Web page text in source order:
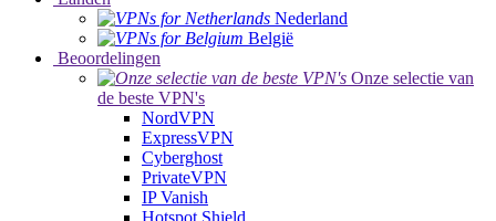
Nederland
België
Beoordelingen
Onze selectie van
de beste VPN's
NordVPN
ExpressVPN
Cyberghost
PrivateVPN
IP Vanish